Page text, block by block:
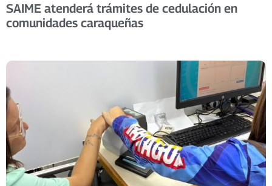
SAIME atenderá trámites de cedulación en
comunidades caraqueñas